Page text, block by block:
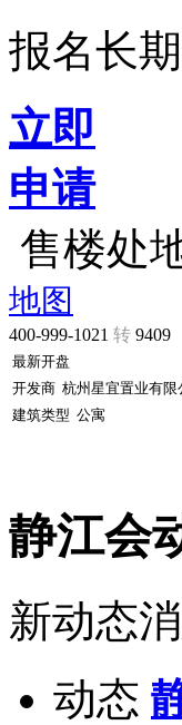
报名长
立即
申请
售楼处
地图
400-999-1021 转 9409
最新开盘
开发商 杭州星宜置业有限
建筑类型 公寓
静江会
新动态
动态